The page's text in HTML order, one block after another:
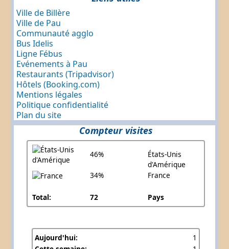
Ville de Billère
Ville de Pau
Communauté agglo
Bus Idelis
Ligne Fébus
Evénements à Pau
Restaurants (Tripadvisor)
Hôtels (Booking.com)
Mentions légales
Politique confidentialité
Plan du site
Compteur visites
46%
États-Unis
d'Amérique
34%
France
Total: 72 Pays
Aujourd'hui:
1